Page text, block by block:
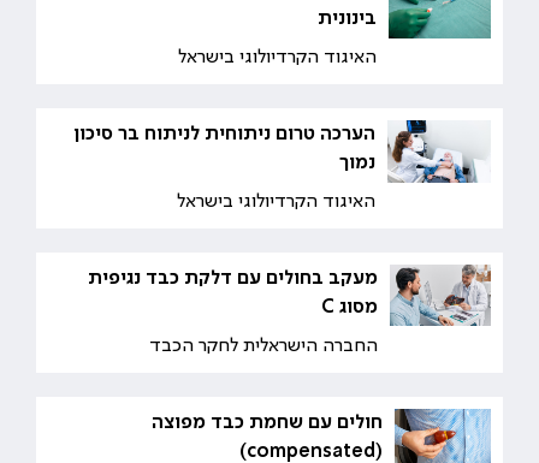
בינונית
האיגוד הקרדיולוגי בישראל
הערכה טרום ניתוחית לניתוח בר סיכון
נמוך
האיגוד הקרדיולוגי בישראל
מעקב בחולים עם דלקת כבד נגיפית
מסוג C
החברה הישראלית לחקר הכבד
חולים עם שחמת כבד מפוצה
(compensated)